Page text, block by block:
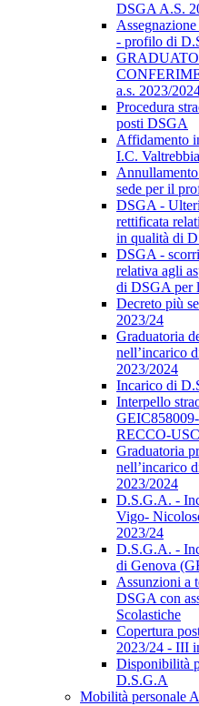
DSGA A.S.
- profilo di
a.s. 2023/
Procedura
posti DSGA
Affidamento
I.C. Valtrebbia
Annullamento
sede per il
DSGA -
rettificata
in qualità di
DSGA -
relativa agli
di DSGA per
Decreto più
2023/24
Graduatoria
nell’incarico
2023/2024
Incarico di
Interpello
RECCO-
Graduatoria
nell’incarico
2023/2024
D.S.G.A. -
Vigo-
2023/24
D.S.G.A. -
di Genova
Assunzioni a
DSGA con
Scolastiche
Copertura
2023/24 - III
Disponibilità
D.S.G.A
Mobilità personale